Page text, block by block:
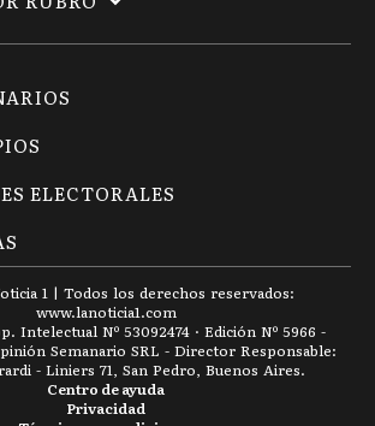
ELECTORALES
1 | Todos los derechos reservados:
www.lanoticia1.com
Intelectual Nº 53092474 · Edición Nº 5966 -
Semanario SRL - Director Responsable:
- Liniers 71, San Pedro, Buenos Aires.
Privacidad
Centro de ayuda